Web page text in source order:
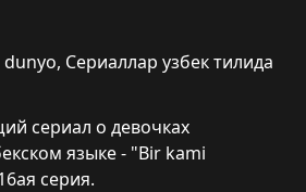
, Сериаллар узбек тилида
сериал о девочках
языке - "Bir kami
серия.